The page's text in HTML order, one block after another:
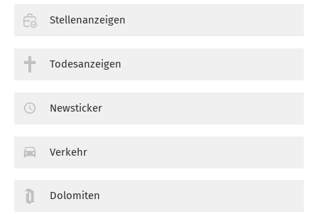
Stellenanzeigen
Todesanzeigen
Newsticker
Verkehr
Dolomiten